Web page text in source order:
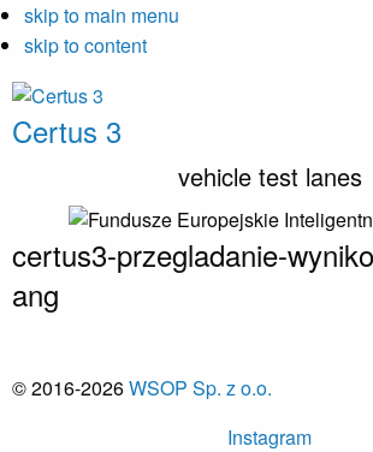
skip to main menu
skip to content
Certus 3
vehicle test lanes
certus3-przegladanie-
ang
© 2016-2026WSOP Sp. z o.o.
Instagram